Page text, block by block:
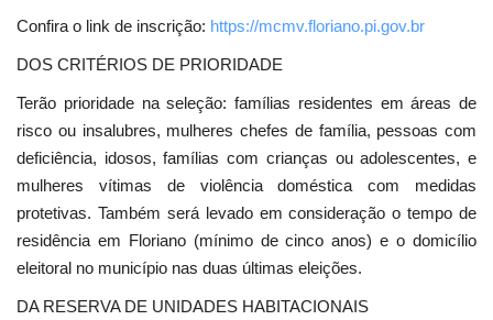
Confira o link de inscrição: https://mcmv.floriano.pi.gov.br
DOS CRITÉRIOS DE PRIORIDADE
Terão prioridade na seleção: famílias residentes em áreas de
risco ou insalubres, mulheres chefes de família, pessoas com
deficiência, idosos, famílias com crianças ou adolescentes, e
mulheres vítimas de violência doméstica com medidas
protetivas. Também será levado em consideração o tempo de
residência em Floriano (mínimo de cinco anos) e o domicílio
eleitoral no município nas duas últimas eleições.
DA RESERVA DE UNIDADES HABITACIONAIS